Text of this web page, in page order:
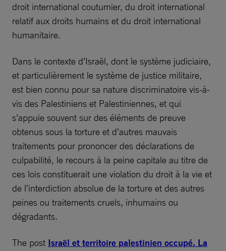
droit international coutumier, du droit international
relatif aux droits humains et du droit international
humanitaire.
Dans le contexte d’Israël, dont le système judiciaire,
et particulièrement le système de justice militaire,
est bien connu pour sa nature discriminatoire vis-à-
vis des Palestiniens et Palestiniennes, et qui
s’appuie souvent sur des éléments de preuve
obtenus sous la torture et d’autres mauvais
traitements pour prononcer des déclarations de
culpabilité, le recours à la peine capitale au titre de
ces lois constituerait une violation du droit à la vie et
de l’interdiction absolue de la torture et des autres
peines ou traitements cruels, inhumains ou
dégradants.
The post Israël et territoire palestinien occupé. La